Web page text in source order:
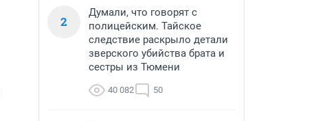
2
Думали, что говорят с
полицейским. Тайское
следствие раскрыло детали
зверского убийства брата и
сестры из Тюмени
40 082 50